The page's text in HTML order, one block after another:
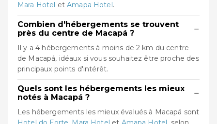
Mara Hotel etAmapa Hotel.
Combien d'hébergements se trouvent
près du centre de Macapá ?
−
Il y a 4 hébergements à moins de 2 km du centre
de Macapá, idéaux si vous souhaitez être proche des
principaux points d'intérêt.
Quels sont les hébergements les mieux
notés à Macapá ?
−
Les hébergements les mieux évalués à Macapá sont